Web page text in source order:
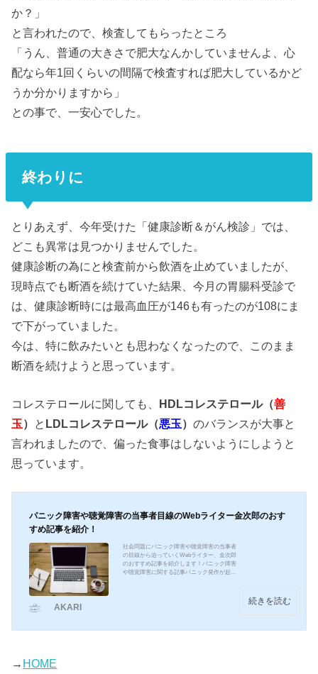
か？」
と言われたので、検査してもらったところ
「うん、普通の大きさで肥大なんかしていませんよ、心
配なら年1回くらいの間隔で検査すれば肥大しているかど
うか分かりますから」
との事で、一安心でした。
終わりに
とりあえず、今年受けた「健康診断＆がん検診」では、
どこも異常は見つかりませんでした 。
健康診断の為にと検査前から飲酒を止めていましたが、
現時点でも断酒を続けていた結果、今月の胃腸科受診で
は、健康診断時には最高血圧が146も有ったのが108にま
で下がっていました。
今は、特に飲みたいとも思わなくなったので、このまま
断酒を続けようと思っています。
コレステロールに関しても、 HDLコレステロール（善
玉） と LDLコレステロール（悪玉）のバランスが大事と
言われましたので、偏った食事はしないようにしようと
思っています。
パニック障害や聴覚障害の当事者目線のWebライター金次郎のおす
すめ記事を紹介！
社会問題にパニック障害や聴覚障害の当事者
の目線から迫っていくWebライター、金次郎
のおすすめ記事を紹介します！パニック障害
や聴覚障害に関する記事パニック発作が起き
2019/01/18/member-568/パニック（発作）障害
続きを読む
AKARI
→ HOME